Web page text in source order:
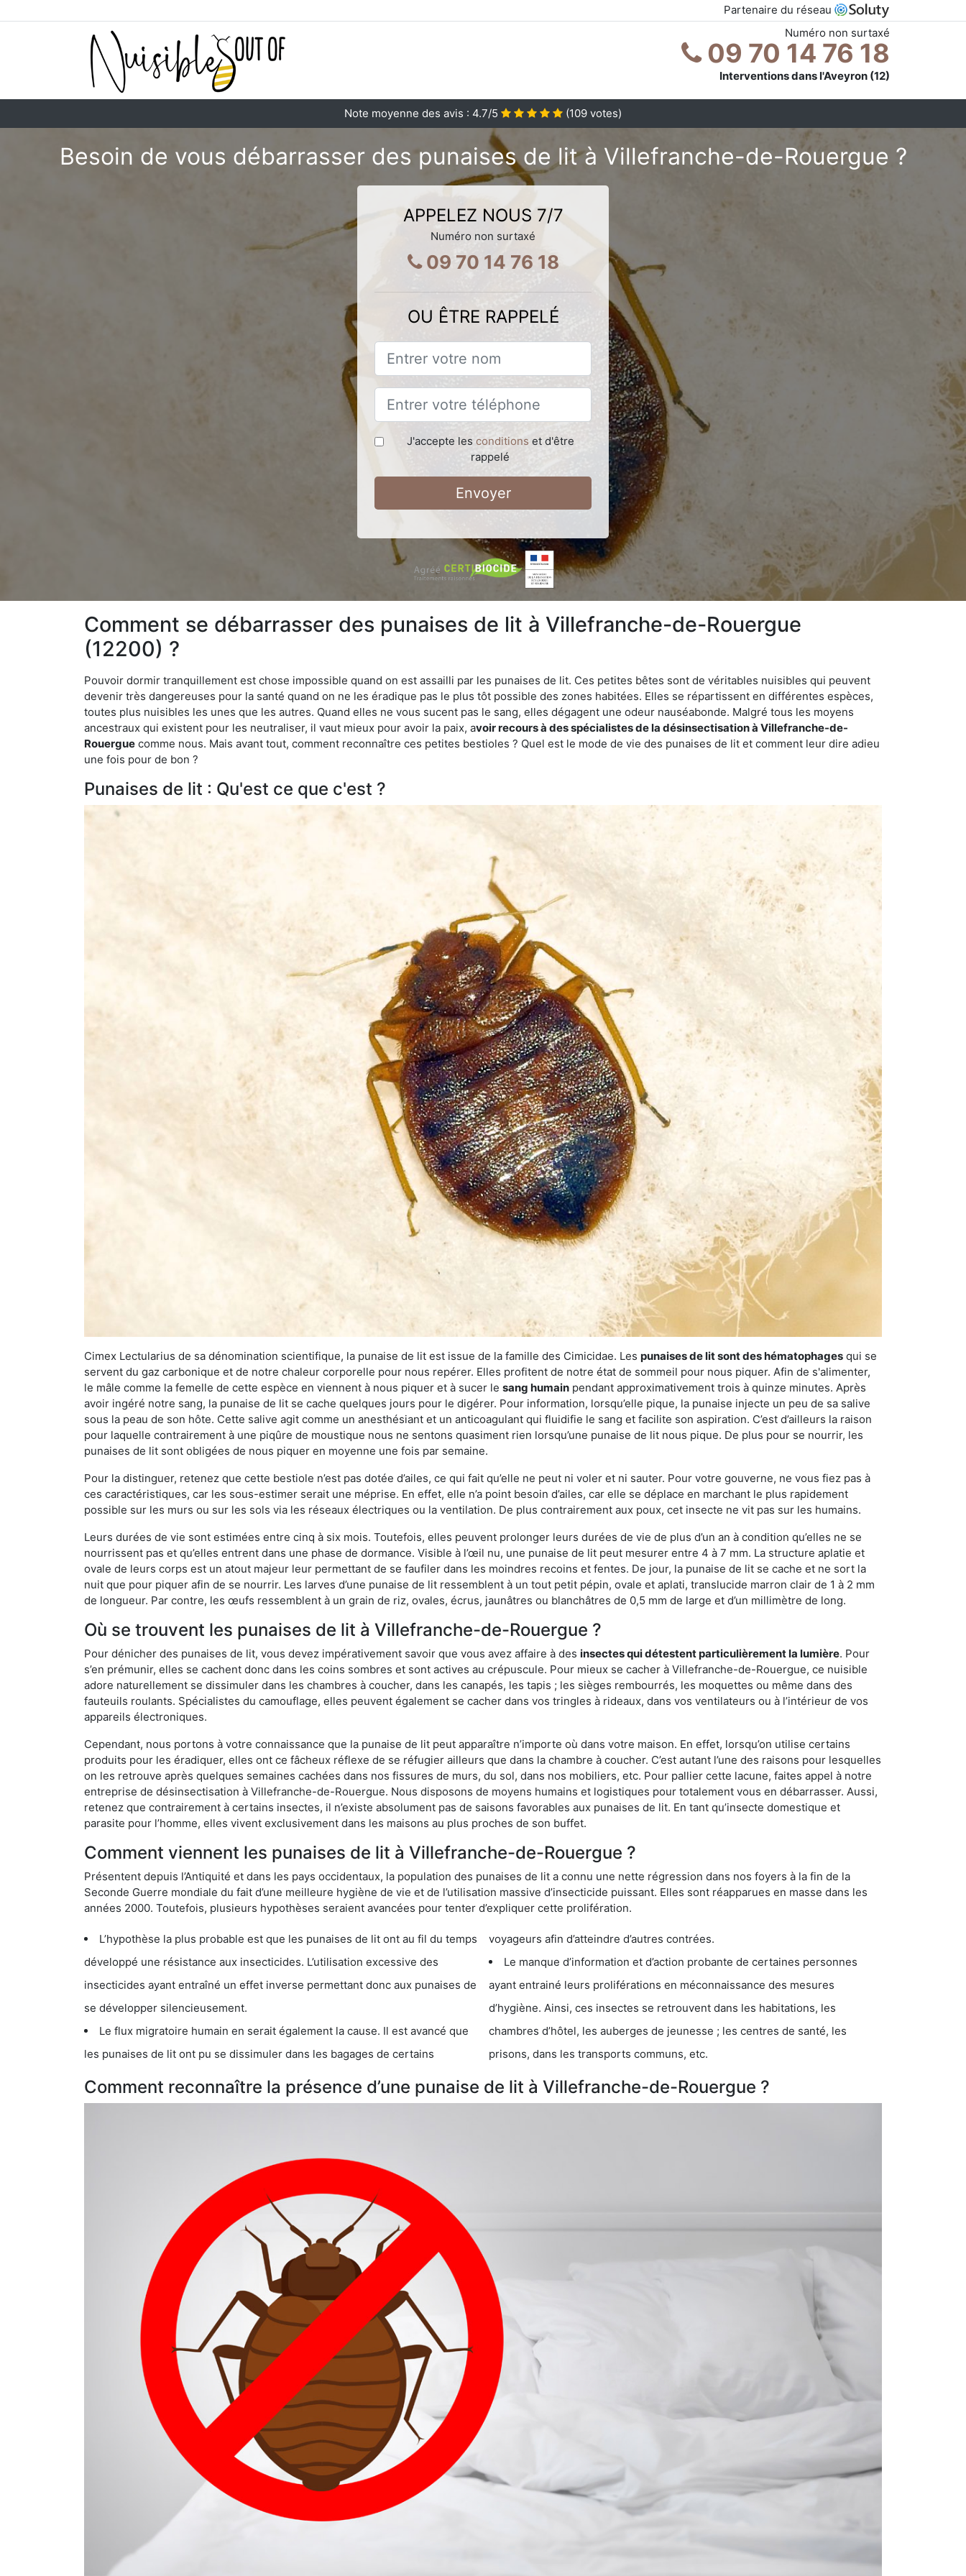
Partenaire du réseau
Numéro non surtaxé
09 70 14 76 18
Interventions dans l'Aveyron (12)
Note moyenne des avis : 4.7/5 (109 votes)
Besoin de vous débarrasser des punaises de lit à Villefranche-de-Rouergue ?
APPELEZ NOUS 7/7
Numéro non surtaxé
09 70 14 76 18
OU ÊTRE RAPPELÉ
J'accepte les conditions et d'être
rappelé
Envoyer
Comment se débarrasser des punaises de lit à Villefranche-de-Rouergue
(12200) ?
Pouvoir dormir tranquillement est chose impossible quand on est assailli par les punaises de lit. Ces petites bêtes sont de véritables nuisibles qui peuvent
devenir très dangereuses pour la santé quand on ne les éradique pas le plus tôt possible des zones habitées. Elles se répartissent en différentes espèces,
toutes plus nuisibles les unes que les autres. Quand elles ne vous sucent pas le sang, elles dégagent une odeur nauséabonde. Malgré tous les moyens
ancestraux qui existent pour les neutraliser, il vaut mieux pour avoir la paix, avoir recours à des spécialistes de la désinsectisation à Villefranche-de-
Rouergue comme nous. Mais avant tout, comment reconnaître ces petites bestioles ? Quel est le mode de vie des punaises de lit et comment leur dire adieu
une fois pour de bon ?
Punaises de lit : Qu'est ce que c'est ?
Cimex Lectularius de sa dénomination scientifique, la punaise de lit est issue de la famille des Cimicidae. Les punaises de lit sont des hématophages qui se
servent du gaz carbonique et de notre chaleur corporelle pour nous repérer. Elles profitent de notre état de sommeil pour nous piquer. Afin de s'alimenter,
le mâle comme la femelle de cette espèce en viennent à nous piquer et à sucer le sang humain pendant approximativement trois à quinze minutes. Après
avoir ingéré notre sang, la punaise de lit se cache quelques jours pour le digérer. Pour information, lorsqu’elle pique, la punaise injecte un peu de sa salive
sous la peau de son hôte. Cette salive agit comme un anesthésiant et un anticoagulant qui fluidifie le sang et facilite son aspiration. C’est d’ailleurs la raison
pour laquelle contrairement à une piqûre de moustique nous ne sentons quasiment rien lorsqu’une punaise de lit nous pique. De plus pour se nourrir, les
punaises de lit sont obligées de nous piquer en moyenne une fois par semaine.
Pour la distinguer, retenez que cette bestiole n’est pas dotée d’ailes, ce qui fait qu’elle ne peut ni voler et ni sauter. Pour votre gouverne, ne vous fiez pas à
ces caractéristiques, car les sous-estimer serait une méprise. En effet, elle n’a point besoin d’ailes, car elle se déplace en marchant le plus rapidement
possible sur les murs ou sur les sols via les réseaux électriques ou la ventilation. De plus contrairement aux poux, cet insecte ne vit pas sur les humains.
Leurs durées de vie sont estimées entre cinq à six mois. Toutefois, elles peuvent prolonger leurs durées de vie de plus d’un an à condition qu’elles ne se
nourrissent pas et qu’elles entrent dans une phase de dormance. Visible à l’œil nu, une punaise de lit peut mesurer entre 4 à 7 mm. La structure aplatie et
ovale de leurs corps est un atout majeur leur permettant de se faufiler dans les moindres recoins et fentes. De jour, la punaise de lit se cache et ne sort la
nuit que pour piquer afin de se nourrir. Les larves d’une punaise de lit ressemblent à un tout petit pépin, ovale et aplati, translucide marron clair de 1 à 2 mm
de longueur. Par contre, les œufs ressemblent à un grain de riz, ovales, écrus, jaunâtres ou blanchâtres de 0,5 mm de large et d’un millimètre de long.
Où se trouvent les punaises de lit à Villefranche-de-Rouergue ?
Pour dénicher des punaises de lit, vous devez impérativement savoir que vous avez affaire à des insectes qui détestent particulièrement la lumière. Pour
s’en prémunir, elles se cachent donc dans les coins sombres et sont actives au crépuscule. Pour mieux se cacher à Villefranche-de-Rouergue, ce nuisible
adore naturellement se dissimuler dans les chambres à coucher, dans les canapés, les tapis ; les sièges rembourrés, les moquettes ou même dans des
fauteuils roulants. Spécialistes du camouflage, elles peuvent également se cacher dans vos tringles à rideaux, dans vos ventilateurs ou à l’intérieur de vos
appareils électroniques.
Cependant, nous portons à votre connaissance que la punaise de lit peut apparaître n’importe où dans votre maison. En effet, lorsqu’on utilise certains
produits pour les éradiquer, elles ont ce fâcheux réflexe de se réfugier ailleurs que dans la chambre à coucher. C’est autant l’une des raisons pour lesquelles
on les retrouve après quelques semaines cachées dans nos fissures de murs, du sol, dans nos mobiliers, etc. Pour pallier cette lacune, faites appel à notre
entreprise de désinsectisation à Villefranche-de-Rouergue. Nous disposons de moyens humains et logistiques pour totalement vous en débarrasser. Aussi,
retenez que contrairement à certains insectes, il n’existe absolument pas de saisons favorables aux punaises de lit. En tant qu’insecte domestique et
parasite pour l’homme, elles vivent exclusivement dans les maisons au plus proches de son buffet.
Comment viennent les punaises de lit à Villefranche-de-Rouergue ?
Présentent depuis l’Antiquité et dans les pays occidentaux, la population des punaises de lit a connu une nette régression dans nos foyers à la fin de la
Seconde Guerre mondiale du fait d’une meilleure hygiène de vie et de l’utilisation massive d’insecticide puissant. Elles sont réapparues en masse dans les
années 2000. Toutefois, plusieurs hypothèses seraient avancées pour tenter d’expliquer cette prolifération.
L’hypothèse la plus probable est que les punaises de lit ont au fil du temps
développé une résistance aux insecticides. L’utilisation excessive des
insecticides ayant entraîné un effet inverse permettant donc aux punaises de
se développer silencieusement.
Le flux migratoire humain en serait également la cause. Il est avancé que
les punaises de lit ont pu se dissimuler dans les bagages de certains
voyageurs afin d’atteindre d’autres contrées.
Le manque d’information et d’action probante de certaines personnes
ayant entrainé leurs proliférations en méconnaissance des mesures
d’hygiène. Ainsi, ces insectes se retrouvent dans les habitations, les
chambres d’hôtel, les auberges de jeunesse ; les centres de santé, les
prisons, dans les transports communs, etc.
Comment reconnaître la présence d’une punaise de lit à Villefranche-de-Rouergue ?